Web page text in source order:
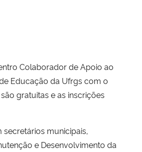
Colaborador de Apoio ao
Educação da Ufrgs com o
gratuitas e as inscrições
municipais,
e Desenvolvimento da